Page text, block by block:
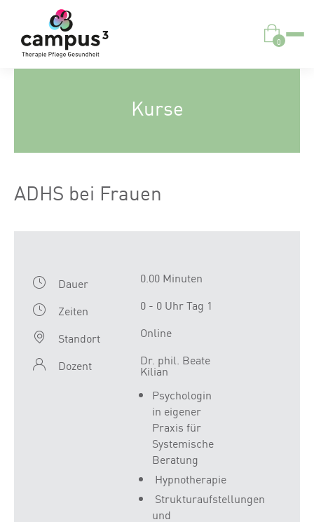
0
Kurse
ADHS bei Frauen
Dauer
0.00 Minuten
Zeiten
0 - 0 Uhr Tag 1
Standort
Online
Dozent
Dr. phil. Beate
Kilian
Psychologin
in eigener
Praxis für
Systemische
Beratung
Hypnotherapie
Strukturaufstellungen
und